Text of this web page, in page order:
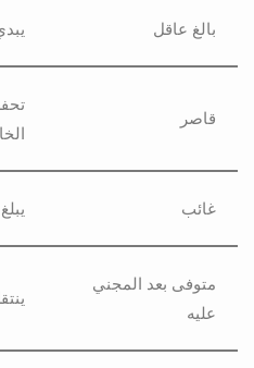
بالغ عاقل
قاصر
غائب
متوفى بعد المجني
عليه